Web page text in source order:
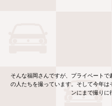
そんな福岡さんですが、プライベート
の人たちを撮っています。そして今年
ンにまで撮りに